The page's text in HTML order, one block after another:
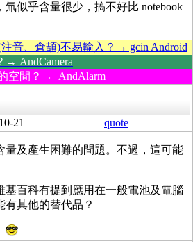
似乎含量很少，搞不好比 notebook
音、倉頡)不易輸入？→ gcin Android
→ AndCamera
空間？→ AndAlarm
21 quote
量及產生困難的問題。不過，這可能
基百科有提到應用在一般電池及電腦
有其他的替代品？